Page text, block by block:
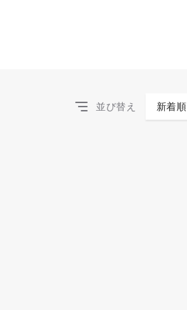
並び替え 新着順